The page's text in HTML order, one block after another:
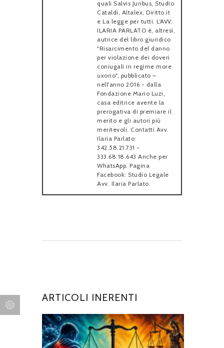
quali Salvis Juribus, Studio
Cataldi, Altalex, Diritto.it
e La legge per tutti. L'AVV.
ILARIA PARLATO è, altresì,
autrice del libro giuridico
"Risarcimento del danno
per violazione dei doveri
coniugali in regime more
uxorio", pubblicato –
nell'anno 2016 - dalla
Fondazione Mario Luzi,
casa editrice avente la
prerogativa di premiare il
merito e gli autori più
meritevoli. Contatti Avv.
Ilaria Parlato:
342.58.21.731 -
333.68.18.643 Anche per
WhatsApp. Pagina
Facebook: Studio Legale
Avv. Ilaria Parlato.
ARTICOLI INERENTI